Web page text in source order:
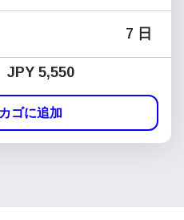
7 日
JPY 5,550
ゴに追加